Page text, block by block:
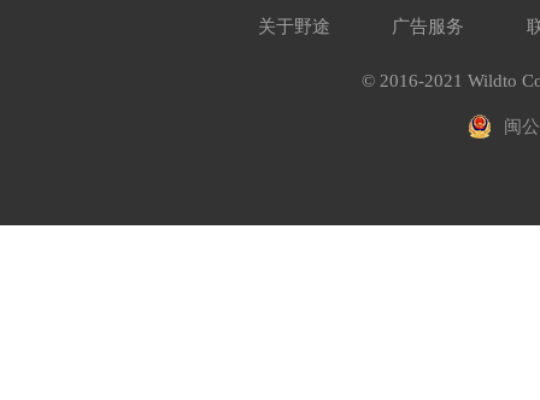
关于野途 广告服务
© 2016-2021 Wildto
闽